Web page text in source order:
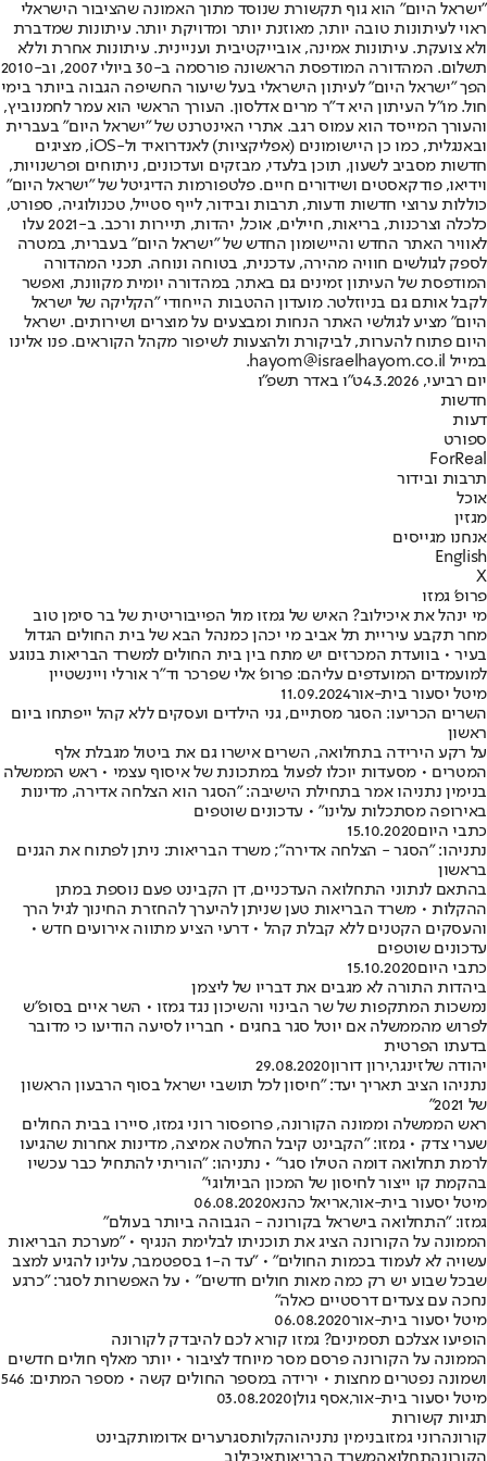
"ישראל היום" הוא גוף תקשורת שנוסד מתוך האמונה שהציבור הישראלי
ראוי לעיתונות טובה יותר, מאוזנת יותר ומדויקת יותר. עיתונות שמדברת
ולא צועקת. עיתונות אמינה, אובייקטיבית ועניינית. עיתונות אחרת וללא
תשלום. המהדורה המודפסת הראשונה פורסמה ב-30 ביולי 2007, וב-2010
הפך "ישראל היום" לעיתון הישראלי בעל שיעור החשיפה הגבוה ביותר בימי
חול. מו"ל העיתון היא ד"ר מרים אדלסון. העורך הראשי הוא עמר לחמנוביץ,
והעורך המייסד הוא עמוס רגב. אתרי האינטרנט של "ישראל היום" בעברית
ובאנגלית, כמו כן היישומונים (אפליקציות) לאנדרואיד ול-iOS, מציגים
חדשות מסביב לשעון, תוכן בלעדי, מבזקים ועדכונים, ניתוחים ופרשנויות,
וידיאו, פודקאסטים ושידורים חיים. פלטפורמות הדיגיטל של "ישראל היום"
כוללות ערוצי חדשות ודעות, תרבות ובידור, לייף סטייל, טכנולוגיה, ספורט,
כלכלה וצרכנות, בריאות, חיילים, אוכל, יהדות, תיירות ורכב. ב-2021 עלו
לאוויר האתר החדש והיישומון החדש של "ישראל היום" בעברית, במטרה
לספק לגולשים חוויה מהירה, עדכנית, בטוחה ונוחה. תכני המהדורה
המודפסת של העיתון זמינים גם באתר, במהדורה יומית מקוונת, ואפשר
לקבל אותם גם בניוזלטר. מועדון ההטבות הייחודי "הקליקה של ישראל
היום" מציע לגולשי האתר הנחות ומבצעים על מוצרים ושירותים. ישראל
היום פתוח להערות, לביקורת ולהצעות לשיפור מקהל הקוראים. פנו אלינו
במייל hayom@israelhayom.co.il.
יום רביעי, 4.3.2026
ט"ו באדר תשפ"ו
חדשות
דעות
ספורט
ForReal
תרבות ובידור
אוכל
מגזין
אנחנו מגייסים
English
X
פרופ' גמזו
מי ינהל את איכילוב? האיש של גמזו מול הפייבוריטית של בר סימן טוב
מחר תקבע עיריית תל אביב מי יכהן כמנהל הבא של בית החולים הגדול
בעיר • בוועדת המכרזים יש מתח בין בית החולים למשרד הבריאות בנוגע
למועמדים המועדפים עליהם: פרופ' אלי שפרכר וד"ר אורלי ויינשטיין
מיטל יסעור בית-אור11.09.2024
השרים הכריעו: הסגר מסתיים, גני הילדים ועסקים ללא קהל ייפתחו ביום
ראשון
על רקע הירידה בתחלואה, השרים אישרו גם את ביטול מגבלת אלף
המטרים • מסעדות יוכלו לפעול במתכונת של איסוף עצמי • ראש הממשלה
בנימין נתניהו אמר בתחילת הישיבה: "הסגר הוא הצלחה אדירה, מדינות
באירופה מסתכלות עלינו" • עדכונים שוטפים
כתבי היום15.10.2020
נתניהו: "הסגר - הצלחה אדירה"; משרד הבריאות: ניתן לפתוח את הגנים
בראשון
בהתאם לנתוני התחלואה העדכניים, דן הקבינט פעם נוספת במתן
ההקלות • משרד הבריאות טען שניתן להיערך להחזרת החינוך לגיל הרך
והעסקים הקטנים ללא קבלת קהל • דרעי הציע מתווה אירועים חדש •
עדכונים שוטפים
כתבי היום15.10.2020
ביהדות התורה לא מגבים את דבריו של ליצמן
נמשכות המתקפות של שר הבינוי והשיכון נגד גמזו • השר איים בסופ"ש
לפרוש מהממשלה אם יוטל סגר בחגים • חבריו לסיעה הודיעו כי מדובר
בדעתו הפרטית
יהודה שלזינגר,ירון דורון29.08.2020
נתניהו הציב תאריך יעד: "חיסון לכל תושבי ישראל בסוף הרבעון הראשון
של 2021"
ראש הממשלה וממונה הקורונה, פרופסור רוני גמזו, סיירו בבית החולים
שערי צדק • גמזו: "הקבינט קיבל החלטה אמיצה, מדינות אחרות שהגיעו
לרמת תחלואה דומה הטילו סגר" • נתניהו: "הוריתי להתחיל כבר עכשיו
בהקמת קו ייצור לחיסון של המכון הביולוגי"
מיטל יסעור בית-אור,אריאל כהנא06.08.2020
גמזו: "התחלואה בישראל בקורונה - הגבוהה ביותר בעולם"
הממונה על הקורונה הציג את תוכניתו לבלימת הנגיף • "מערכת הבריאות
עשויה לא לעמוד בכמות החולים" • "עד ה-1 בספטמבר, עלינו להגיע למצב
שבכל שבוע יש רק כמה מאות חולים חדשים" • על האפשרות לסגר: "כרגע
נחכה עם צעדים דרסטיים כאלה"
מיטל יסעור בית-אור06.08.2020
הופיעו אצלכם תסמינים? גמזו קורא לכם להיבדק לקורונה
הממונה על הקורונה פרסם מסר מיוחד לציבור • יותר מאלף חולים חדשים
ושמונה נפטרים מחצות • ירידה במספר החולים קשה • מספר המתים: 546
מיטל יסעור בית-אור,אסף גולן03.08.2020
תגיות קשורות
קורונהרוני גמזובנימין נתניהוהקלותסגרערים אדומותקבינט